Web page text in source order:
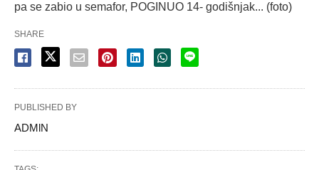
pa se zabio u semafor, POGINUO 14- godišnjak... (foto)
SHARE
PUBLISHED BY
ADMlN